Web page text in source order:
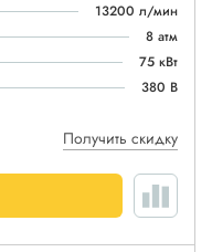
13200 л/мин
8 атм
75 кВт
380 В
Получить скидку